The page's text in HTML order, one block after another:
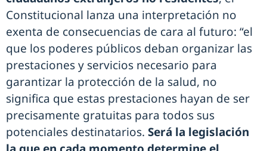
Constitucional lanza una interpretación no
exenta de consecuencias de cara al futuro: “el
que los poderes públicos deban organizar las
prestaciones y servicios necesario para
garantizar la protección de la salud, no
significa que estas prestaciones hayan de ser
precisamente gratuitas para todos sus
potenciales destinatarios. Será la legislación